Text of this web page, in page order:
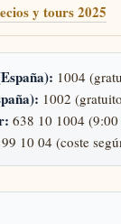
y tours 2025
1004
1002
638 10 1004 (9:00
10 04 (coste